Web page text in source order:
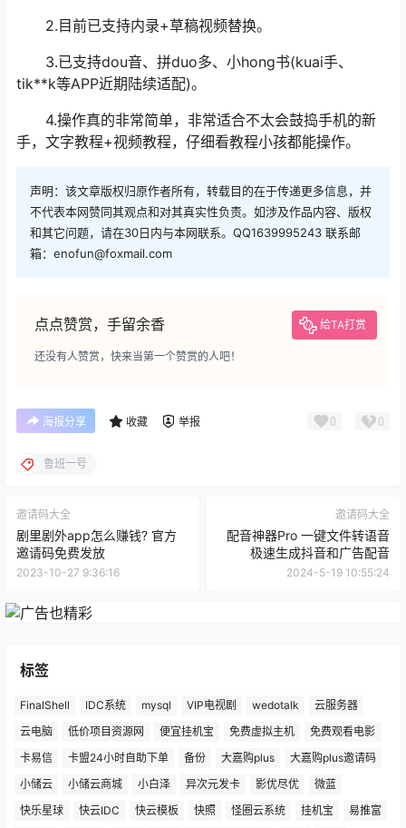
2.目前已支持内录+草稿视频替换。
3.已支持dou音、拼duo多、小hong书(kuai手、
tik**k等APP近期陆续适配)。
4.操作真的非常简单，非常适合不太会鼓捣手机的新
手，文字教程+视频教程，仔细看教程小孩都能操作。
声明：该文章版权归原作者所有，转载目的在于传递更多信息，并
不代表本网赞同其观点和对其真实性负责。如涉及作品内容、版权
和其它问题，请在30日内与本网联系。QQ1639995243 联系邮
箱：enofun@foxmail.com
点点赞赏，手留余香 给TA打赏
还没有人赞赏，快来当第一个赞赏的人吧！
海报分享 收藏 举报 0 0
鲁班一号
邀请码大全
剧里剧外app怎么赚钱? 官方
邀请码免费发放
2023-10-27 9:36:16
邀请码大全
配音神器Pro 一键文件转语音
极速生成抖音和广告配音
2024-5-19 10:55:24
标签
FinalShell IDC系统 mysql VIP电视剧 wedotalk
云服务器
云电脑
低价项目资源网 便宜挂机宝 免费虚拟主机
免费观看电影
卡易信
卡盟24小时自助下单 备份 大嘉购plus
大嘉购plus邀请码
小储云
小储云商城 小白泽 异次元发卡 影优尽优
微蓝
快乐星球
快云IDC 快云模板 快照 怪圈云系统 挂机宝
易推富